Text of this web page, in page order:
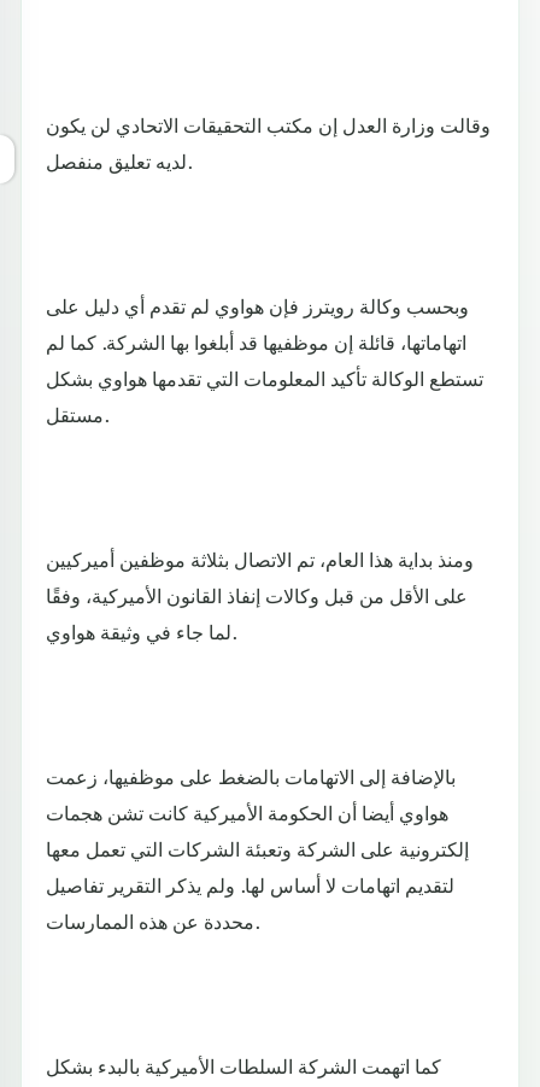
وقالت وزارة العدل إن مكتب التحقيقات الاتحادي لن يكون
لديه تعليق منفصل.
وبحسب وكالة رويترز فإن هواوي لم تقدم أي دليل على
اتهاماتها، قائلة إن موظفيها قد أبلغوا بها الشركة. كما لم
تستطع الوكالة تأكيد المعلومات التي تقدمها هواوي بشكل
مستقل.
ومنذ بداية هذا العام، تم الاتصال بثلاثة موظفين أميركيين
على الأقل من قبل وكالات إنفاذ القانون الأميركية، وفقًا
لما جاء في وثيقة هواوي.
بالإضافة إلى الاتهامات بالضغط على موظفيها، زعمت
هواوي أيضا أن الحكومة الأميركية كانت تشن هجمات
إلكترونية على الشركة وتعبئة الشركات التي تعمل معها
لتقديم اتهامات لا أساس لها. ولم يذكر التقرير تفاصيل
محددة عن هذه الممارسات.
كما اتهمت الشركة السلطات الأميركية بالبدء بشكل